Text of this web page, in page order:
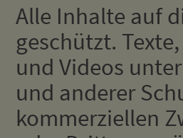
Alle Inhalte auf
geschützt.
und Videos
und anderer
kommerziellen